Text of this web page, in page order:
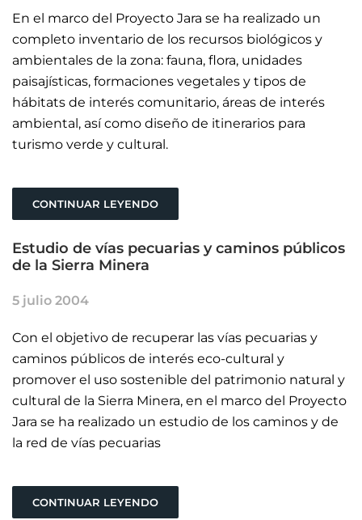
En el marco del Proyecto Jara se ha realizado un
completo inventario de los recursos biológicos y
ambientales de la zona: fauna, flora, unidades
paisajísticas, formaciones vegetales y tipos de
hábitats de interés comunitario, áreas de interés
ambiental, así como diseño de itinerarios para
turismo verde y cultural.
CONTINUAR LEYENDO
Estudio de vías pecuarias y caminos públicos
de la Sierra Minera
5 julio 2004
Con el objetivo de recuperar las vías pecuarias y
caminos públicos de interés eco-cultural y
promover el uso sostenible del patrimonio natural y
cultural de la Sierra Minera, en el marco del Proyecto
Jara se ha realizado un estudio de los caminos y de
la red de vías pecuarias
CONTINUAR LEYENDO